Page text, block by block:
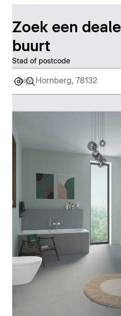
Zoek een
buurt
Stad of postcode